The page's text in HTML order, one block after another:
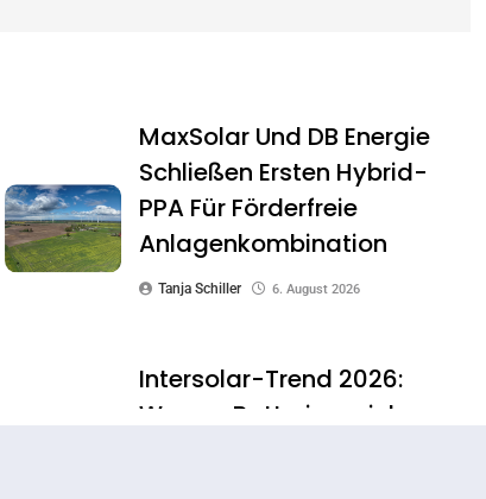
MaxSolar Und DB Energie
Schließen Ersten Hybrid-
PPA Für Förderfreie
Anlagenkombination
Tanja Schiller 6. August 2026
Intersolar-Trend 2026:
Warum Batteriespeicher